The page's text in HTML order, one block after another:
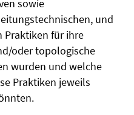
sowie
und
für ihre
oder topologische
wurden und welche
Praktiken jeweils